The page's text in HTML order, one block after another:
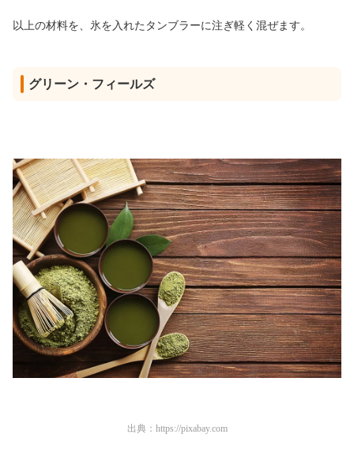
以上の材料を、氷を入れたタンブラーに注ぎ軽く混ぜます。
グリーン・フィールズ
出典： https://pixabay.com